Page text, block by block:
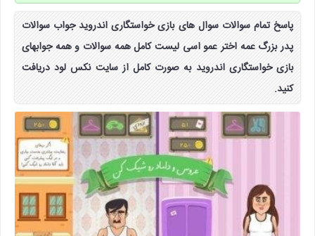
پاسخ تمام سوالات سوال های بازی خواستگاری اندروید جواب سوالات
پدر بزرگ عمه اختر عمو اسی لیست کامل همه سوالات و همه جوابهای
بازی خواستگاری اندروید به صورت کامل از سایت نکس لود دریافت
کنید.